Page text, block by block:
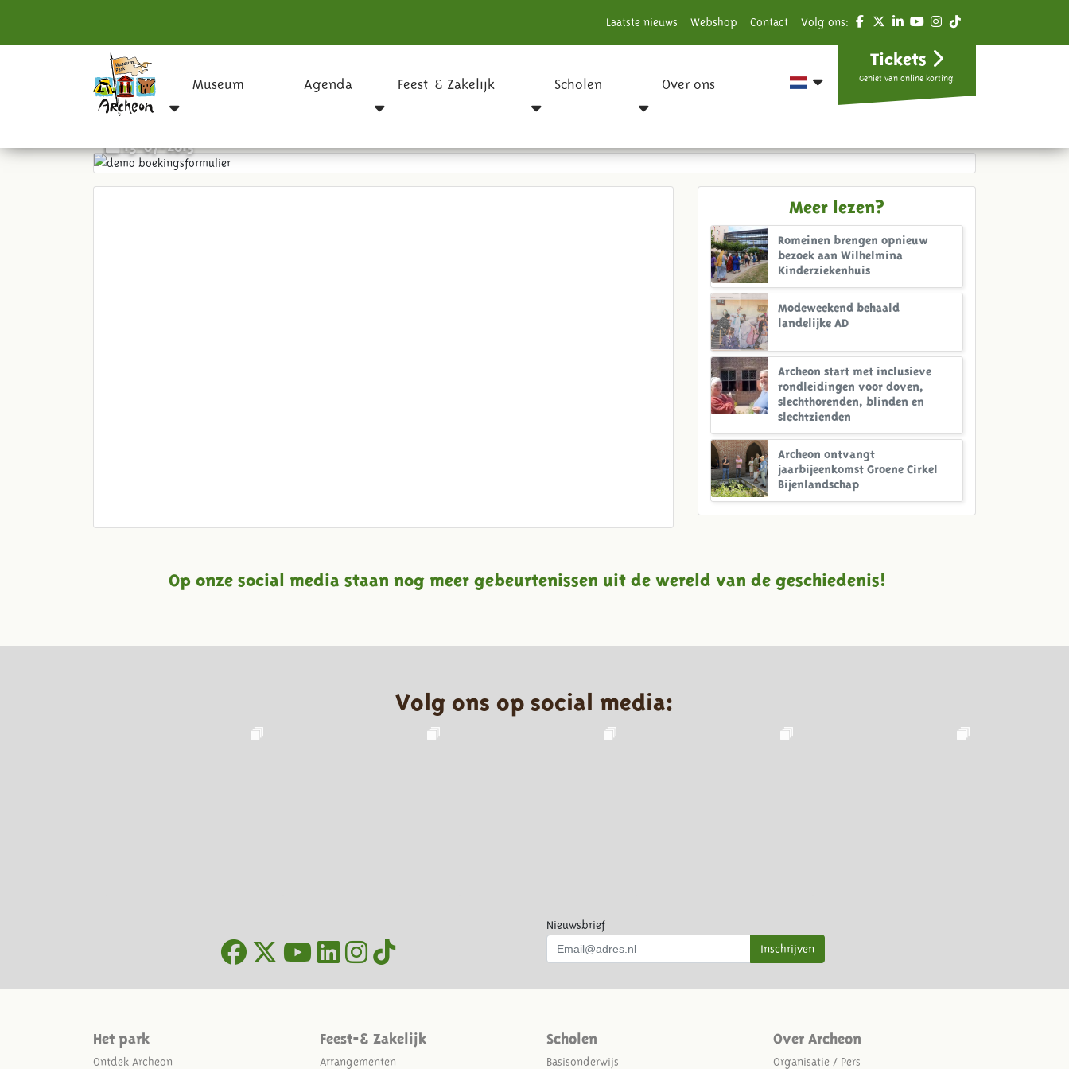
Laatste nieuws Webshop Contact Volg ons:
Museum Agenda Feest-& Zakelijk Scholen Over ons
Tickets
Geniet van online korting.
demo boekingsformulier
Meer lezen?
Romeinen brengen opnieuw
bezoek aan Wilhelmina
Kinderziekenhuis
Modeweekend behaald
landelijke AD
Archeon start met inclusieve
rondleidingen voor doven,
slechthorenden, blinden en
slechtzienden
Archeon ontvangt
jaarbijeenkomst Groene Cirkel
Bijenlandschap
Op onze social media staan nog meer gebeurtenissen uit de wereld van de geschiedenis!
Volg ons op social media:
Nieuwsbrief
Inschrijven
Het park
Ontdek Archeon
Feest-& Zakelijk
Arrangementen
Scholen
Basisonderwijs
Over Archeon
Organisatie / Pers